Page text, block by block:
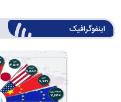
اینفوگرافیک